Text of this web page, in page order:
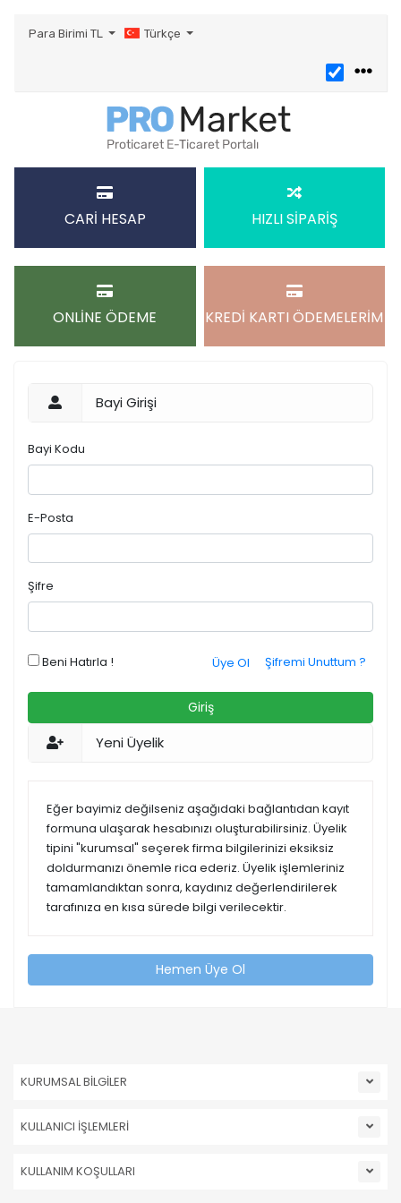
Para Birimi TL Türkçe
CARİ HESAP HIZLI SİPARİŞ
ONLİNE ÖDEME KREDİ KARTI ÖDEMELERİM
Bayi Girişi
Bayi Kodu
E-Posta
Şifre
Beni Hatırla ! Şifremi Unuttum ?
Üye Ol
Giriş
Yeni Üyelik
Eğer bayimiz değilseniz aşağıdaki bağlantıdan kayıt
formuna ulaşarak hesabınızı oluşturabilirsiniz. Üyelik
tipini "kurumsal" seçerek firma bilgilerinizi eksiksiz
doldurmanızı önemle rica ederiz. Üyelik işlemleriniz
tamamlandıktan sonra, kaydınız değerlendirilerek
tarafınıza en kısa sürede bilgi verilecektir.
Hemen Üye Ol
KURUMSAL BİLGİLER
KULLANICI İŞLEMLERİ
KULLANIM KOŞULLARI